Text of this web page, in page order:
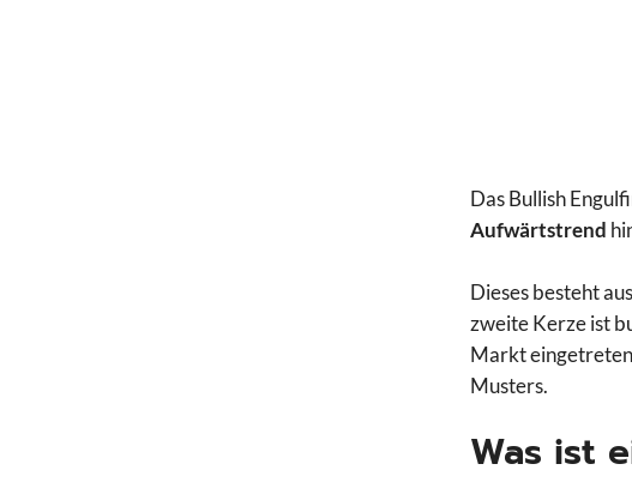
Das Bullish
Aufwärtstrend
Dieses besteht
zweite Kerze ist
Markt
Musters.
Was ist